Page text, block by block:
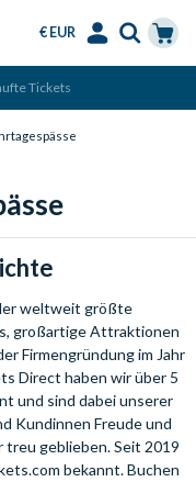
€ EUR
Tickets
weltweit größte
großartige Attraktionen
Firmengründung im Jahr
Direct haben wir über 5
und sind dabei unserer
Kundinnen Freude und
treu geblieben. Seit 2019
bekannt. Buchen